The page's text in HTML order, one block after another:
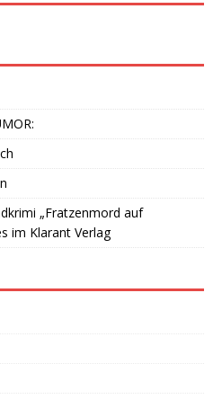
„Fratzenmord auf
im Klarant Verlag